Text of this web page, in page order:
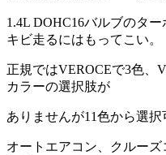
1.4L DOHC16バルブのタ
キビ走るにはもってこい。
正規ではVEROCEで3色、
カラーの選択肢が
ありませんが11色から選択
オートエアコン、クルー